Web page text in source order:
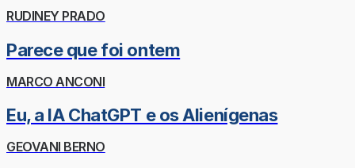
RUDINEY PRADO
Parece que foi ontem
MARCO ANCONI
Eu, a IA ChatGPT e os Alienígenas
GEOVANI BERNO